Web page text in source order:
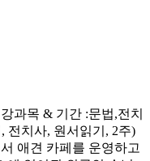
과목 & 기간 :문법,전치
전치사, 원서읽기, 2주)
애견 카페를 운영하고